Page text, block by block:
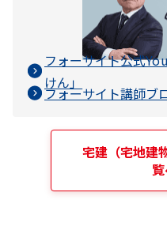
フォーサイト公式
けん」
フォーサイト講師ブ
宅建（宅地建